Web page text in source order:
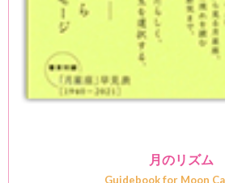
月のリズム
Guidebook for Moon